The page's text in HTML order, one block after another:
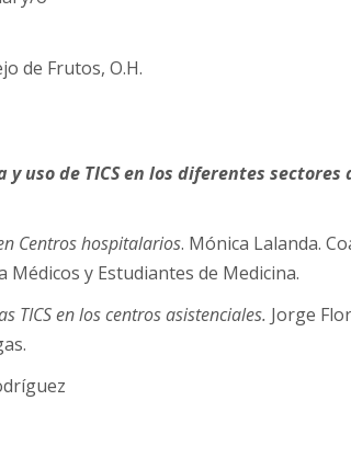
de Frutos, O.H.
y uso de TICS en los diferentes sectores
Centros hospitalarios. Mónica Lalanda.
Médicos y Estudiantes de Medicina.
TICS en los centros asistenciales. Jorge